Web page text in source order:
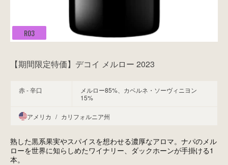
R03
【期間限定特価】デコイ メルロー 2023
赤 - 辛口
メルロー85%、カベルネ・ソーヴィニヨン
15%
アメリカ / カリフォルニア州
熟した黒系果実やスパイスを想わせる濃厚なアロマ。ナパのメル
ローを世界に知らしめたワイナリー、ダックホーンが手掛ける1
本。